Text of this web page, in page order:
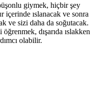
giymek, hiçbir şey
içerinde ıslanacak ve sonra
ve sizi daha da soğutacak.
dışarıda ıslakken
olabilir.